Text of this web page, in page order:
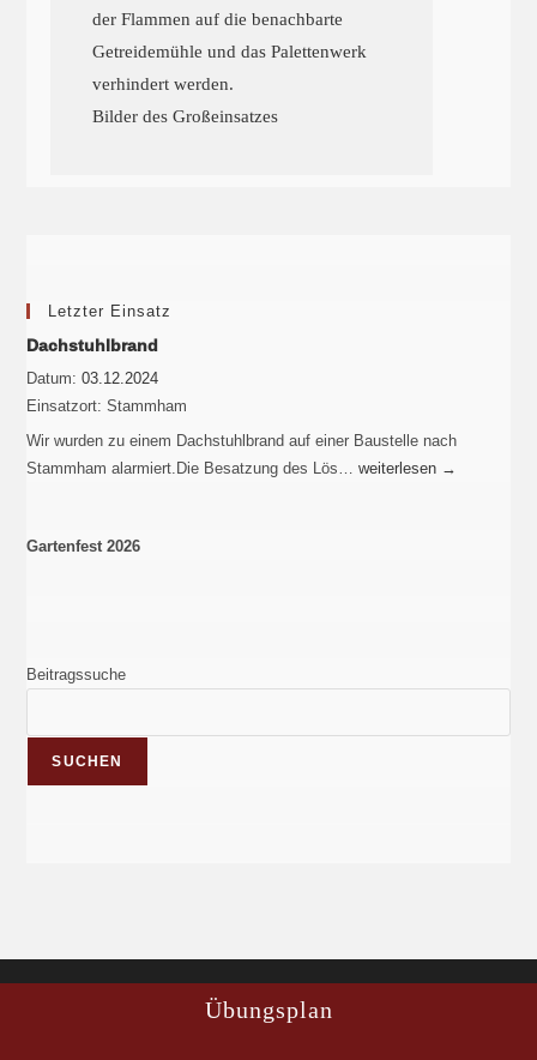
der Flammen auf die benachbarte
Getreidemühle und das Palettenwerk
verhindert werden.
Bilder des Großeinsatzes
Letzter Einsatz
Dachstuhlbrand
Datum:03.12.2024
Einsatzort: Stammham
Wir wurden zu einem Dachstuhlbrand auf einer Baustelle nach
Stammham alarmiert.Die Besatzung des Lös…weiterlesen →
Gartenfest 2026
Beitragssuche
SUCHEN
Übungsplan